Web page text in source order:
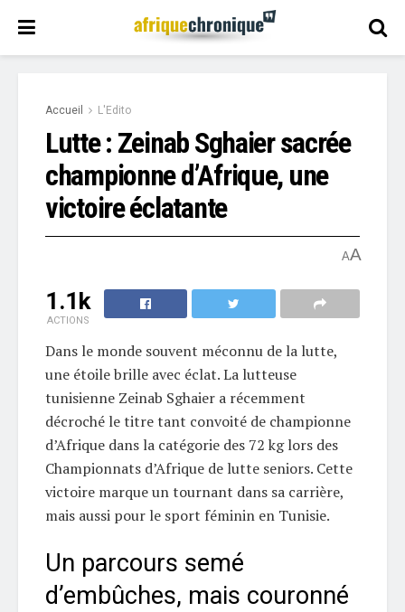
Accueil L'Edito
Lutte : Zeinab Sghaier sacrée
championne d’Afrique, une
victoire éclatante
AA
1.1k
ACTIONS
Dans le monde souvent méconnu de la lutte,
une étoile brille avec éclat. La lutteuse
tunisienne Zeinab Sghaier a récemment
décroché le titre tant convoité de championne
d’Afrique dans la catégorie des 72 kg lors des
Championnats d’Afrique de lutte seniors. Cette
victoire marque un tournant dans sa carrière,
mais aussi pour le sport féminin en Tunisie.
Un parcours semé
d’embûches, mais couronné